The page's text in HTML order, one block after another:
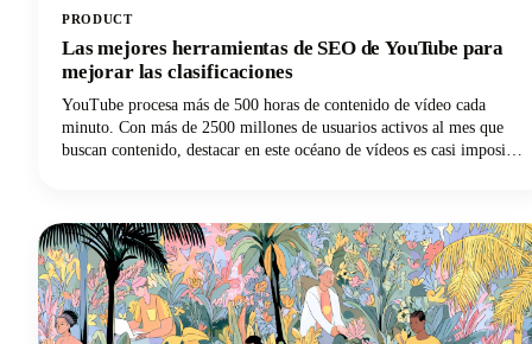
PRODUCT
Las mejores herramientas de SEO de YouTube para
mejorar las clasificaciones
YouTube procesa más de 500 horas de contenido de vídeo cada
minuto. Con más de 2500 millones de usuarios activos al mes que
buscan contenido, destacar en este océano de vídeos es casi imposible